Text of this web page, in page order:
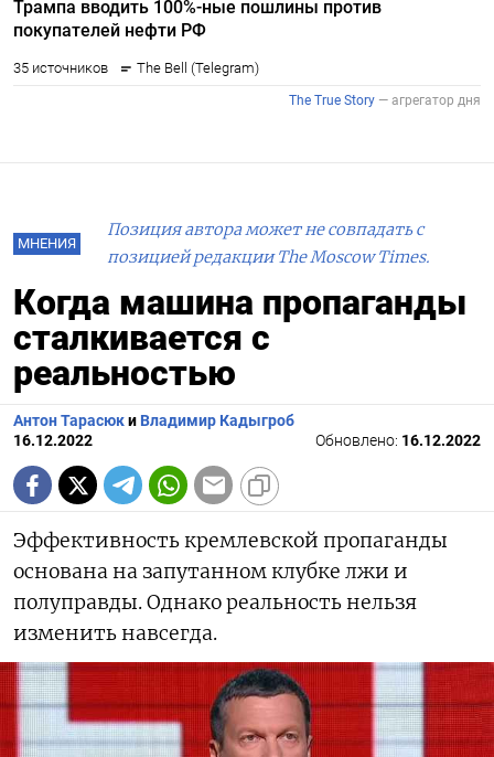
МНЕНИЯ
Позиция автора может не совпадать с
позицией редакции The Moscow Times.
Когда машина пропаганды
сталкивается с
реальностью
Антон Тарасюки Владимир Кадыгроб
16.12.2022
Обновлено: 16.12.2022
Эффективность кремлевской пропаганды
основана на запутанном клубке лжи и
полуправды. Однако реальность нельзя
изменить навсегда.